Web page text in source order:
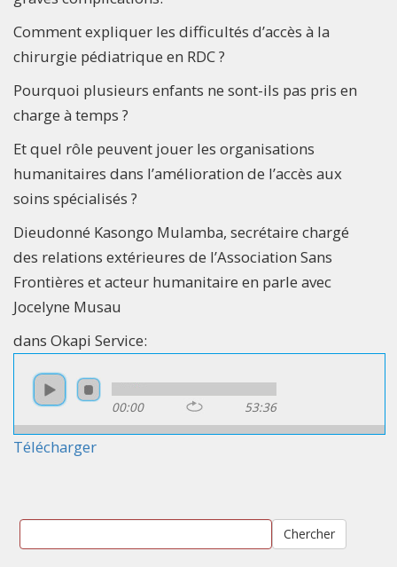
Comment expliquer les difficultés d’accès à la
chirurgie pédiatrique en RDC ?
Pourquoi plusieurs enfants ne sont-ils pas pris en
charge à temps ?
Et quel rôle peuvent jouer les organisations
humanitaires dans l’amélioration de l’accès aux
soins spécialisés ?
Dieudonné Kasongo Mulamba, secrétaire chargé
des relations extérieures de l’Association Sans
Frontières et acteur humanitaire en parle avec
Jocelyne Musau
dans Okapi Service:
00:00 53:36
Télécharger
Chercher